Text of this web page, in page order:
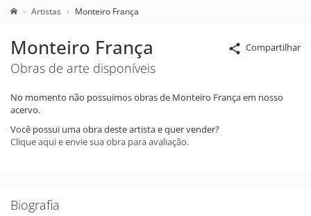
Artistas Monteiro França
Compartilhar
Monteiro França
Obras de arte disponíveis
No momento não possuimos obras de Monteiro França em nosso
acervo.
Você possui uma obra deste artista e quer vender?
Clique aqui e envie sua obra para avaliação.
Biografia